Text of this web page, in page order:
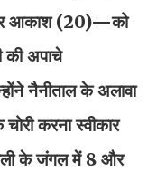
आकाश (20)—को
की अपाचे
नैनीताल के अलावा
करना स्वीकार
के जंगल में 8 और